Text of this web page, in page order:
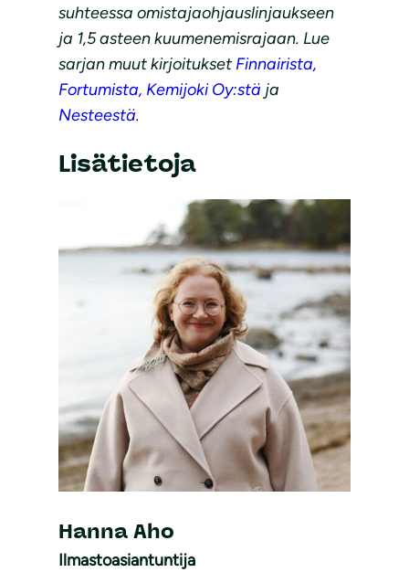
suhteessa omistajaohjauslinjaukseen
ja 1,5 asteen kuumenemisrajaan. Lue
sarjan muut kirjoitukset Finnairista,
Fortumista, Kemijoki Oy:stä ja
Nesteestä.
Lisätietoja
Ilmastoasiantuntija
Hanna Aho